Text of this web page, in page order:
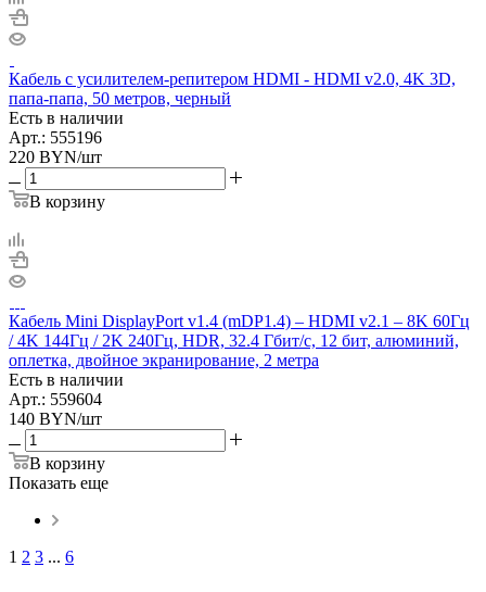
Кабель с усилителем-репитером HDMI - HDMI v2.0, 4K 3D,
папа-папа, 50 метров, черный
Есть в наличии
Арт.: 555196
220 BYN/шт
В корзину
Кабель Mini DisplayPort v1.4 (mDP1.4) – HDMI v2.1 – 8K 60Гц
/ 4K 144Гц / 2K 240Гц, HDR, 32.4 Гбит/с, 12 бит, алюминий,
оплетка, двойное экранирование, 2 метра
Есть в наличии
Арт.: 559604
140 BYN/шт
В корзину
Показать еще
1 2 3 ... 6